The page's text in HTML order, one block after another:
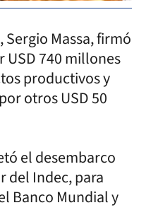
Massa, firmó
USD 740 millones
productivos y
otros USD 50
el desembarco
del Indec, para
Banco Mundial y